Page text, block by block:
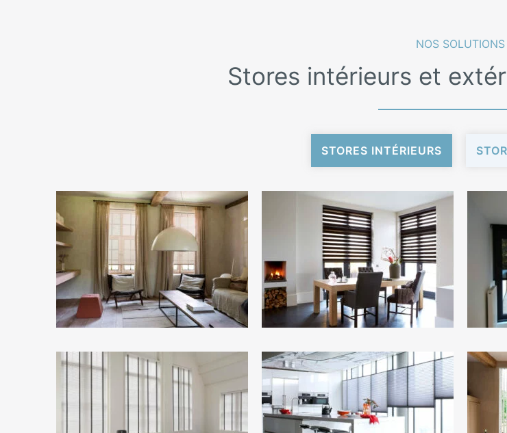
NOS SOLUTIONS
Stores intérieurs et
STORES INTÉRIEURS